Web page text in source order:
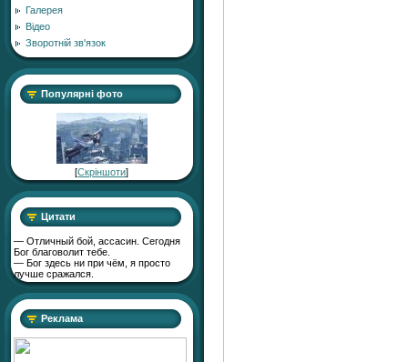
Галерея
Відео
Зворотній зв'язок
Популярні фото
[Скріншоти]
Цитати
— Отличный бой, ассасин. Сегодня
Бог благоволит тебе.
— Бог здесь ни при чём, я просто
лучше сражался.
Реклама